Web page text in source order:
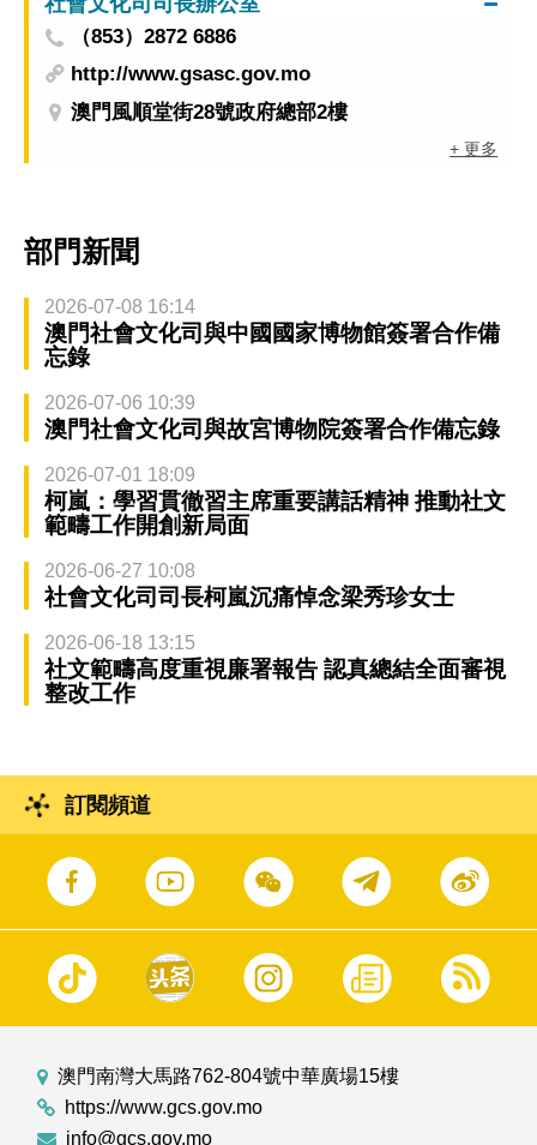
（853）2872 6886
http://www.gsasc.gov.mo
澳門風順堂街28號政府總部2樓
+ 更多
部門新聞
2026-07-08 16:14
澳門社會文化司與中國國家博物館簽署合作備
忘錄
2026-07-06 10:39
澳門社會文化司與故宮博物院簽署合作備忘錄
2026-07-01 18:09
柯嵐：學習貫徹習主席重要講話精神 推動社文
範疇工作開創新局面
2026-06-27 10:08
社會文化司司長柯嵐沉痛悼念梁秀珍女士
2026-06-18 13:15
社文範疇高度重視廉署報告 認真總結全面審視
整改工作
訂閱頻道
澳門南灣大馬路762-804號中華廣場15樓
https://www.gcs.gov.mo
info@gcs.gov.mo